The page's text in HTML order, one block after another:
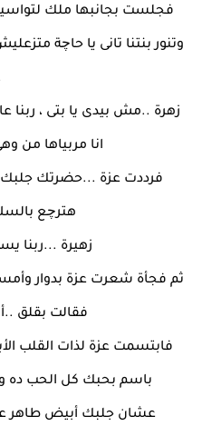
فجلست بجانبها ملك
وتنور بنتنا تانى يا حاچة
زهرة ..مش بيدى يا بتى ، ربنا
انا مربياها من
فرددت عزة ...حضرتك جلبك
هترچع
زهيرة ...ربنا
ثم فجأة شعرت عزة بدوار
فقالت بقلق
فابتسمت عزة لذات القلب
باسم بحبك كل الحب
عشان جلبك أبيض طاهر